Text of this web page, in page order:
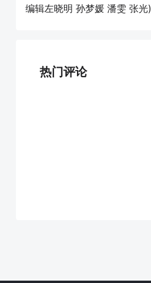
编辑左晓明 孙梦媛 潘雯 张光)
热门评论